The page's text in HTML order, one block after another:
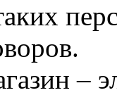
–